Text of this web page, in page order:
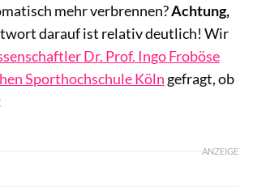
mehr verbrennen?Achtung,
darauf ist relativ deutlich! Wir
Dr. Prof. Ingo Froböse
Sporthochschule Köln gefragt, ob
ANZEIGE